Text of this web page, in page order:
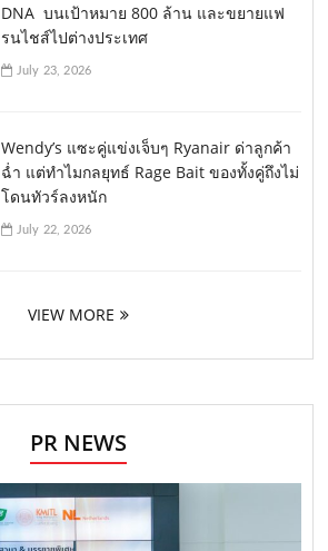
DNA บนเป้าหมาย 800 ล้าน และขยายแฟ
รนไชส์ไปต่างประเทศ
July 23, 2026
Wendy’s แซะคู่แข่งเจ็บๆ Ryanair ด่าลูกค้า
ฉ่ำ แต่ทำไมกลยุทธ์ Rage Bait ของทั้งคู่ถึงไม่
โดนทัวร์ลงหนัก
July 22, 2026
VIEW MORE
PR NEWS